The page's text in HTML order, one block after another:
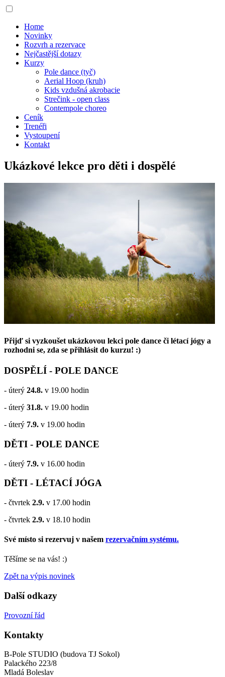
Home
Novinky
Rozvrh a rezervace
Nejčastější dotazy
Kurzy
Pole dance (tyč)
Aerial Hoop (kruh)
Kids vzdušná akrobacie
Strečink - open class
Contempole choreo
Ceník
Trenéři
Vystoupení
Kontakt
Ukázkové lekce pro děti i dospělé
Přijď si vyzkoušet ukázkovou lekci pole dance či létací jógy a
rozhodni se, zda se přihlásit do kurzu! :)
DOSPĚLÍ - POLE DANCE
- úterý 24.8. v 19.00 hodin
- úterý 31.8. v 19.00 hodin
- úterý 7.9. v 19.00 hodin
DĚTI - POLE DANCE
- úterý 7.9. v 16.00 hodin
DĚTI - LÉTACÍ JÓGA
- čtvrtek 2.9. v 17.00 hodin
- čtvrtek 2.9. v 18.10 hodin
Své místo si rezervuj v našem rezervačním systému.
Těšíme se na vás! :)
Zpět na výpis novinek
Další odkazy
Provozní řád
Kontakty
B-Pole STUDIO (budova TJ Sokol)
Palackého 223/8
Mladá Boleslav